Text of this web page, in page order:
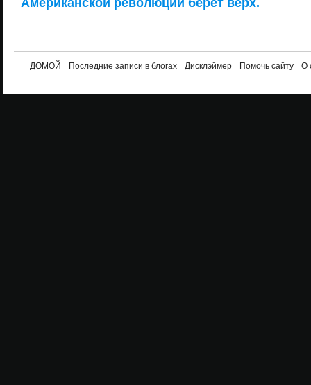
ДОМОЙ Последние записи в блогах Дисклэймер Помочь сайту О